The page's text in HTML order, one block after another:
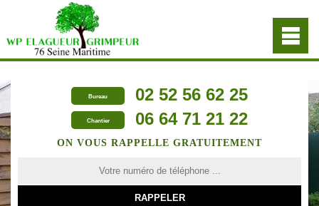
Bureau 02 52 56 62 25
Chantier 06 64 71 21 22
ON VOUS RAPPELLE GRATUITEMENT